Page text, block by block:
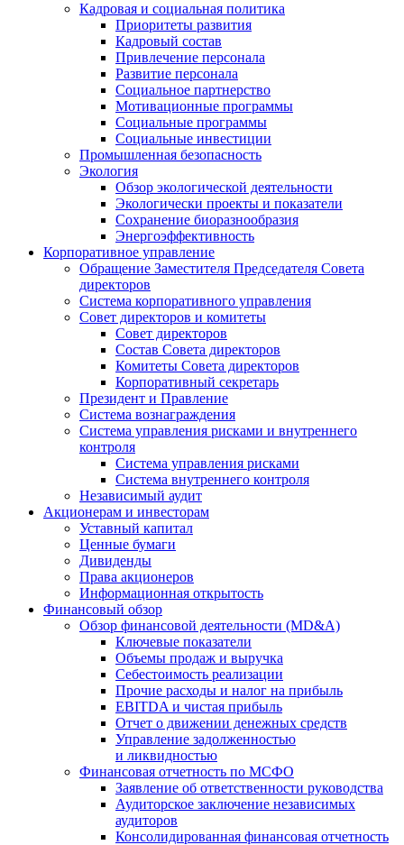
Кадровая и социальная политика
Приоритеты развития
Кадровый состав
Привлечение персонала
Развитие персонала
Социальное партнерство
Мотивационные программы
Социальные программы
Социальные инвестиции
Промышленная безопасность
Экология
Обзор экологической деятельности
Экологически проекты и показатели
Сохранение биоразнообразия
Энергоэффективность
Корпоративное управление
Обращение Заместителя Председателя Совета
директоров
Система корпоративного управления
Совет директоров и комитеты
Совет директоров
Состав Совета директоров
Комитеты Совета директоров
Корпоративный секретарь
Президент и Правление
Система вознаграждения
Система управления рисками и внутреннего
контроля
Система управления рисками
Система внутреннего контроля
Независимый аудит
Акционерам и инвесторам
Уставный капитал
Ценные бумаги
Дивиденды
Права акционеров
Информационная открытость
Финансовый обзор
Обзор финансовой деятельности (MD&A)
Ключевые показатели
Объемы продаж и выручка
Себестоимость реализации
Прочие расходы и налог на прибыль
EBITDA и чистая прибыль
Отчет о движении денежных средств
Управление задолженностью
и ликвидностью
Финансовая отчетность по МСФО
Заявление об ответственности руководства
Аудиторское заключение независимых
аудиторов
Консолидированная финансовая отчетность